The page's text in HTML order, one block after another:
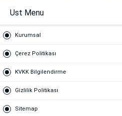
Ust Menu
Kurumsal
Çerez Politikası
KVKK Bilgilendirme
Gizlilik Politikası
Sitemap